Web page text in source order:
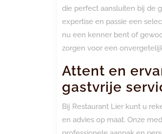
die perfect aansluiten bij de
expertise en passie een
nu een kenner bent of
zorgen voor een
Attent en
gastvrije
Bij Restaurant Lier kunt u
en advies op maat. Onze